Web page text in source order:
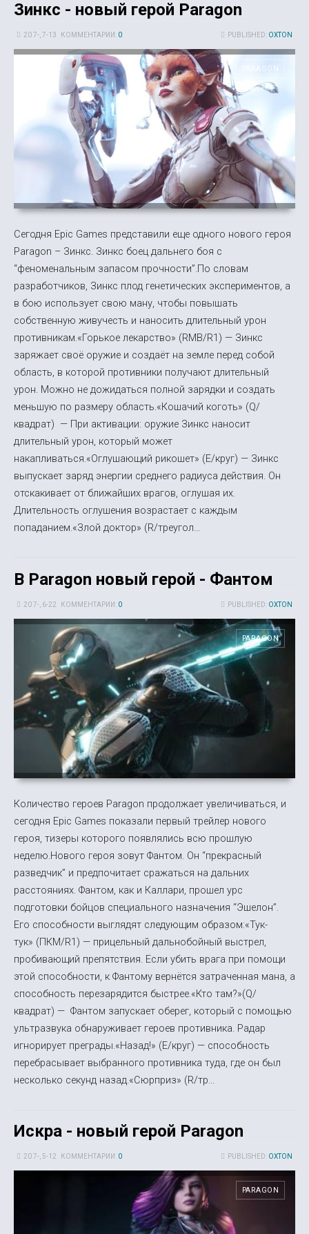
Зинкс - новый герой Paragon
PUBLISHED: OXTON
20 7-, 7-13 КОММЕНТАРИИ: 0
PARAGON
Сегодня Epic Games представили еще одного нового героя
Paragon – Зинкс. Зинкс боец дальнего боя с
“феноменальным запасом прочности”.По словам
разработчиков, Зинкс плод генетических экспериментов, а
в бою использует свою ману, чтобы повышать
собственную живучесть и наносить длительный урон
противникам.«Горькое лекарство» (RMB/R1) — Зинкс
заряжает своё оружие и создаёт на земле перед собой
область, в которой противники получают длительный
урон. Можно не дожидаться полной зарядки и создать
меньшую по размеру область.«Кошачий коготь» (Q/
квадрат) — При активации: оружие Зинкс наносит
длительный урон, который может
накапливаться.«Оглушающий рикошет» (E/круг) — Зинкс
выпускает заряд энергии среднего радиуса действия. Он
отскакивает от ближайших врагов, оглушая их.
Длительность оглушения возрастает с каждым
попаданием.«Злой доктор» (R/треугол...
В Paragon новый герой - Фантом
PUBLISHED: OXTON
20 7-, 6-22 КОММЕНТАРИИ: 0
PARAGON
Количество героев Paragon продолжает увеличиваться, и
сегодня Epic Games показали первый трейлер нового
героя, тизеры которого появлялись всю прошлую
неделю.Нового героя зовут Фантом. Он “прекрасный
разведчик” и предпочитает сражаться на дальних
расстояниях. Фантом, как и Каллари, прошел урс
подготовки бойцов специального назначения “Эшелон”.
Его способности выглядят следующим образом:«Тук-
тук» (ПКМ/R1) — прицельный дальнобойный выстрел,
пробивающий препятствия. Если убить врага при помощи
этой способности, к Фантому вернётся затраченная мана, а
способность перезарядится быстрее.«Кто там?»(Q/
квадрат) — Фантом запускает оберег, который с помощью
ультразвука обнаруживает героев противника. Радар
игнорирует преграды.«Назад!» (E/круг) — способность
перебрасывает выбранного противника туда, где он был
несколько секунд назад.«Сюрприз» (R/тр...
Искра - новый герой Paragon
PUBLISHED: OXTON
20 7-, 5-12 КОММЕНТАРИИ: 0
PARAGON